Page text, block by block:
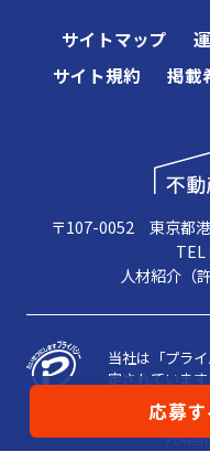
応募す
サイトマップ
サイト規約
掲載
〒107-0052 東京都
TEL
人材紹介（
当社は「プラ
定されています